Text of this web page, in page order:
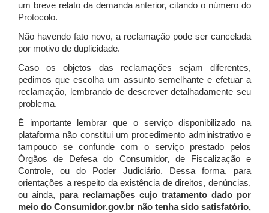
um breve relato da demanda anterior, citando o número do
Protocolo.
Não havendo fato novo, a reclamação pode ser cancelada
por motivo de duplicidade.
Caso os objetos das reclamações sejam diferentes,
pedimos que escolha um assunto semelhante e efetuar a
reclamação, lembrando de descrever detalhadamente seu
problema.
É importante lembrar que o serviço disponibilizado na
plataforma não constitui um procedimento administrativo e
tampouco se confunde com o serviço prestado pelos
Órgãos de Defesa do Consumidor, de Fiscalização e
Controle, ou do Poder Judiciário. Dessa forma, para
orientações a respeito da existência de direitos, denúncias,
ou ainda, para reclamações cujo tratamento dado por
meio do Consumidor.gov.br não tenha sido satisfatório,